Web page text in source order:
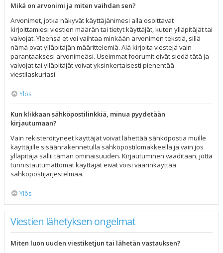
Mikä on arvonimi ja miten vaihdan sen?
Arvonimet, jotka näkyvät käyttäjänimesi alla osoittavat
kirjoittamiesi viestien määrän tai tietyt käyttäjät, kuten ylläpitäjät tai
valvojat. Yleensä et voi vaihtaa minkään arvonimen tekstiä, sillä
nämä ovat ylläpitäjän määrittelemiä. Älä kirjoita viestejä vain
parantaaksesi arvonimeäsi. Useimmat foorumit eivät siedä tätä ja
valvojat tai ylläpitäjät voivat yksinkertaisesti pienentää
viestilaskuriasi.
Ylös
Kun klikkaan sähköpostilinkkiä, minua pyydetään
kirjautumaan?
Vain rekisteröityneet käyttäjät voivat lähettää sähköpostia muille
käyttäjille sisäänrakennetulla sähköpostilomakkeella ja vain jos
ylläpitäjä sallii tämän ominaisuuden. Kirjautuminen vaaditaan, jotta
tunnistautumattomat käyttäjät eivät voisi väärinkäyttää
sähköpostijärjestelmää.
Ylös
Viestien lähetyksen ongelmat
Miten luon uuden viestiketjun tai lähetän vastauksen?